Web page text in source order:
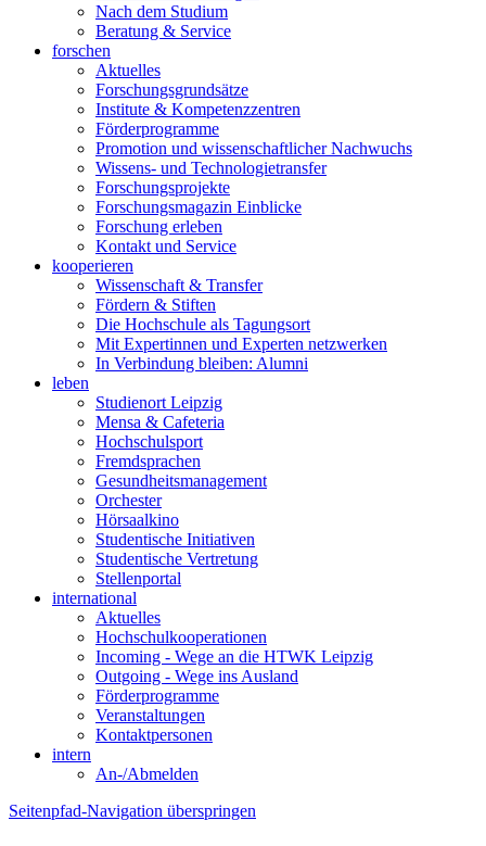
Nach dem Studium
Beratung & Service
forschen
Aktuelles
Forschungsgrundsätze
Institute & Kompetenzzentren
Förderprogramme
Promotion und wissenschaftlicher Nachwuchs
Wissens- und Technologietransfer
Forschungsprojekte
Forschungsmagazin Einblicke
Forschung erleben
Kontakt und Service
kooperieren
Wissenschaft & Transfer
Fördern & Stiften
Die Hochschule als Tagungsort
Mit Expertinnen und Experten netzwerken
In Verbindung bleiben: Alumni
leben
Studienort Leipzig
Mensa & Cafeteria
Hochschulsport
Fremdsprachen
Gesundheitsmanagement
Orchester
Hörsaalkino
Studentische Initiativen
Studentische Vertretung
Stellenportal
international
Aktuelles
Hochschulkooperationen
Incoming - Wege an die HTWK Leipzig
Outgoing - Wege ins Ausland
Förderprogramme
Veranstaltungen
Kontaktpersonen
intern
An-/Abmelden
Seitenpfad-Navigation überspringen